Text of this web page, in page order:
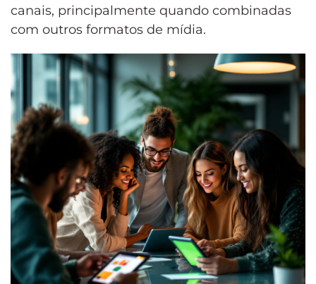
canais, principalmente quando combinadas
com outros formatos de mídia.